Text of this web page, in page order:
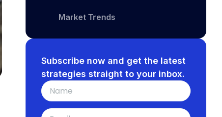
Market Trends
Subscribe now and get the latest
strategies straight to your inbox.